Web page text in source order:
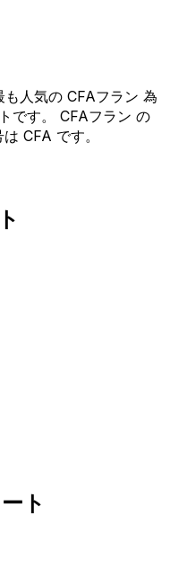
人気の CFAフラン 為
です。 CFAフラン の
CFA です。
ト